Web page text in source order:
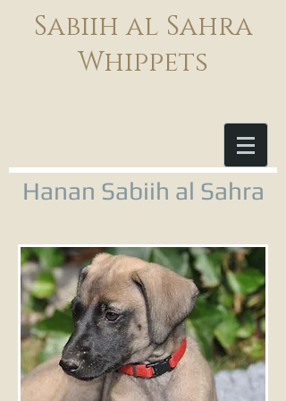
Sabiih al Sahra
Whippets
Hanan Sabiih al Sahra